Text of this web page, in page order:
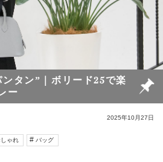
タン”｜ボリード25で楽
ー
2025年10月27日
ゃれ バッグ